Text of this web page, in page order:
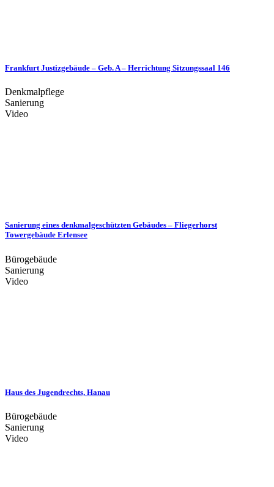
Frankfurt Justizgebäude – Geb. A – Herrichtung Sitzungssaal 146
Denkmalpflege
Sanierung
Video
Sanierung eines denkmalgeschützten Gebäudes – Fliegerhorst
Towergebäude Erlensee
Bürogebäude
Sanierung
Video
Haus des Jugendrechts, Hanau
Bürogebäude
Sanierung
Video